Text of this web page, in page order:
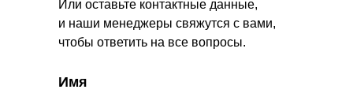
Или оставьте контактные данные,
и наши менеджеры свяжутся с вами,
чтобы ответить на все вопросы.
Имя